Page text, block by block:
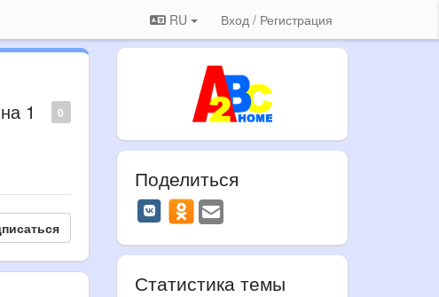
RU Вход / Регистрация
0
1
Поделиться
Статистика темы